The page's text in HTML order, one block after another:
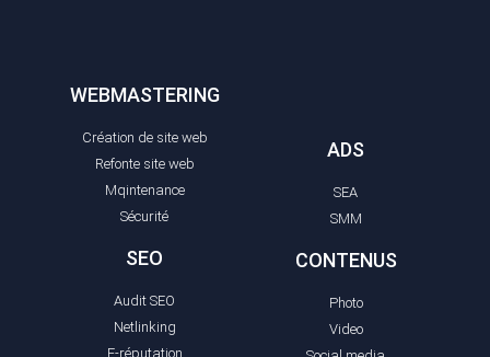
WEBMASTERING
Création de site web
Refonte site web
Mqintenance
Sécurité
SEO
Audit SEO
Netlinking
E-réputation
ADS
SEA
SMM
CONTENUS
Photo
Video